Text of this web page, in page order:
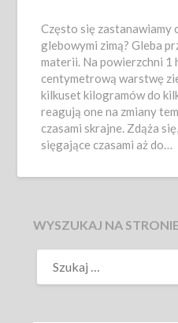
Często się zastanawiamy
glebowymi zimą? Gleba
materii. Na powierzchni 1
centymetrową warstwę
kilkuset kilogramów do
reagują one na zmiany
czasami skrajne. Zdąża
sięgające czasami aż do…
WYSZUKAJ NA